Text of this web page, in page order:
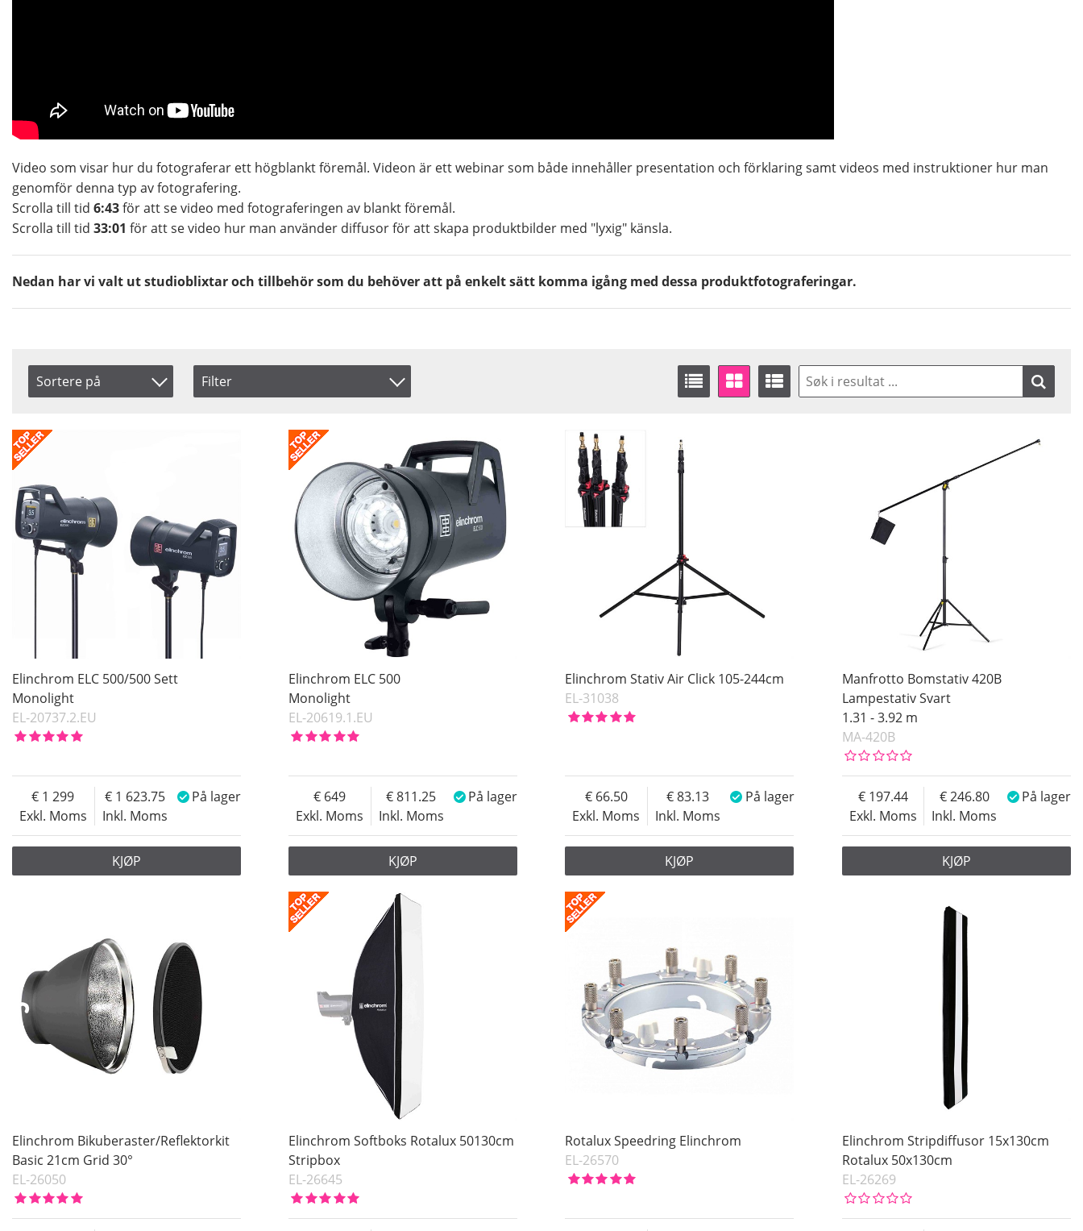
Video som visar hur du fotograferar ett högblankt föremål. Videon är ett webinar som både innehåller presentation och förklaring samt videos med instruktioner hur man
genomför denna typ av fotografering.
Scrolla till tid 6:43för att se video med fotograferingen av blankt föremål.
Scrolla till tid 33:01 för att se video hur man använder diffusor för att skapa produktbilder med "lyxig" känsla.
Nedan har vi valt ut studioblixtar och tillbehör som du behöver att på enkelt sätt komma igång med dessa produktfotograferingar.
Sortere på
Benämning
Filter
Snart på lager
Elinchrom ELC 500/500 Sett
Monolight
EL-20737.2.EU
Exkl. Moms
1 299
Inkl. Moms
1 623.75 På lager
KJØP
Elinchrom ELC 500
Monolight
EL-20619.1.EU
Exkl. Moms
649
Inkl. Moms
811.25 På lager
KJØP
Elinchrom Stativ Air Click 105-244cm
EL-31038
Exkl. Moms
66.50
Inkl. Moms
83.13 På lager
KJØP
Manfrotto Bomstativ 420B
Lampestativ Svart
1.31 - 3.92 m
MA-420B
Exkl. Moms
197.44
Inkl. Moms
246.80 På lager
KJØP
Elinchrom Bikuberaster/Reflektorkit
Basic 21cm Grid 30°
EL-26050
Elinchrom Softboks Rotalux 50130cm
Stripbox
EL-26645
Rotalux Speedring Elinchrom
EL-26570
Elinchrom Stripdiffusor 15x130cm
Rotalux 50x130cm
EL-26269